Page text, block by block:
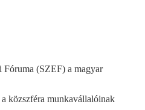
Fóruma (SZEF) a magyar
közszféra munkavállalóinak